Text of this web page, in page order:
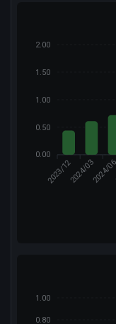
2.00
1.50
1.00
0.50
0.00
2023/122024/032024/
1.00
0.80